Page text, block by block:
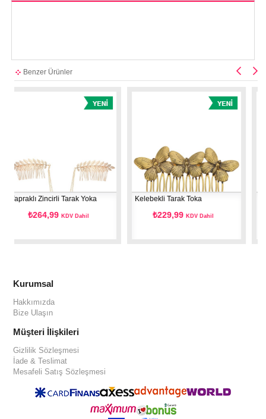
Benzer Ürünler
Zincirli Tarak Yoka
KDV Dahil
Kelebekli Tarak Toka
KDV Dahil
Kurumsal
Hakkımızda
Bize Ulaşın
Müşteri İlişkileri
Gizlilik Sözleşmesi
İade & Teslimat
Mesafeli Satış Sözleşmesi